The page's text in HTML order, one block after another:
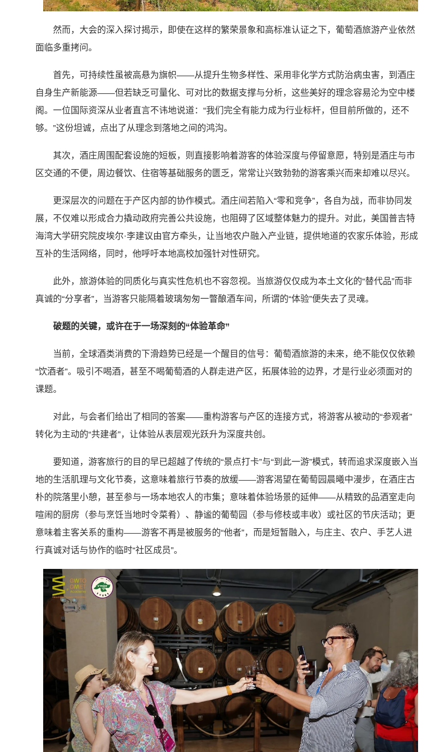
然而，大会的深入探讨揭示，即使在这样的繁荣景象和高标准认证之下，葡萄酒旅游产业依然
面临多重拷问。
首先，可持续性虽被高悬为旗帜——从提升生物多样性、采用非化学方式防治病虫害，到酒庄
自身生产新能源——但若缺乏可量化、可对比的数据支撑与分析，这些美好的理念容易沦为空中楼
阁。一位国际资深从业者直言不讳地说道：“我们完全有能力成为行业标杆，但目前所做的，还不
够。”这份坦诚，点出了从理念到落地之间的鸿沟。
其次，酒庄周围配套设施的短板，则直接影响着游客的体验深度与停留意愿，特别是酒庄与市
区交通的不便，周边餐饮、住宿等基础服务的匮乏，常常让兴致勃勃的游客乘兴而来却难以尽兴。
更深层次的问题在于产区内部的协作模式。酒庄间若陷入“零和竞争”，各自为战，而非协同发
展，不仅难以形成合力撬动政府完善公共设施，也阻碍了区域整体魅力的提升。对此，美国普吉特
海湾大学研究院皮埃尔·李建议由官方牵头，让当地农户融入产业链，提供地道的农家乐体验，形成
互补的生活网络，同时，他呼吁本地高校加强针对性研究。
此外，旅游体验的同质化与真实性危机也不容忽视。当旅游仅仅成为本土文化的“替代品”而非
真诚的“分享者”，当游客只能隔着玻璃匆匆一瞥酿酒车间，所谓的“体验”便失去了灵魂。
破题的关键，或许在于一场深刻的“体验革命”
当前，全球酒类消费的下滑趋势已经是一个醒目的信号：葡萄酒旅游的未来，绝不能仅仅依赖
“饮酒者”。吸引不喝酒，甚至不喝葡萄酒的人群走进产区，拓展体验的边界，才是行业必须面对的
课题。
对此，与会者们给出了相同的答案——重构游客与产区的连接方式，将游客从被动的“参观者”
转化为主动的“共建者”，让体验从表层观光跃升为深度共创。
要知道，游客旅行的目的早已超越了传统的“景点打卡”与“到此一游”模式，转而追求深度嵌入当
地的生活肌理与文化节奏，这意味着旅行节奏的放缓——游客渴望在葡萄园晨曦中漫步，在酒庄古
朴的院落里小憩，甚至参与一场本地农人的市集；意味着体验场景的延伸——从精致的品酒室走向
喧闹的厨房（参与烹饪当地时令菜肴）、静谧的葡萄园（参与修枝或丰收）或社区的节庆活动；更
意味着主客关系的重构——游客不再是被服务的“他者”，而是短暂融入，与庄主、农户、手艺人进
行真诚对话与协作的临时“社区成员”。